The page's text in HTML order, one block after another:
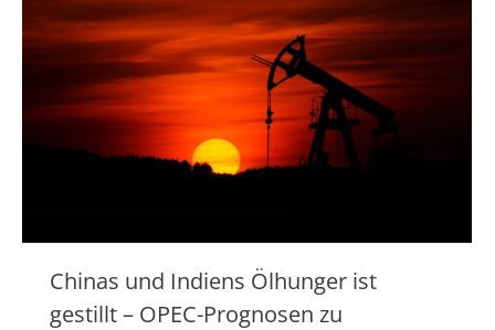
Chinas und Indiens Ölhunger ist
gestillt – OPEC-Prognosen zu